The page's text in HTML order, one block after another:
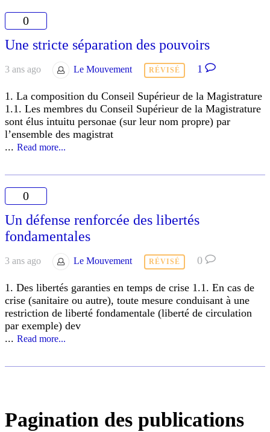
0
Une stricte séparation des pouvoirs
3 ans ago Le Mouvement RÉVISÉ 1
1. La composition du Conseil Supérieur de la Magistrature
1.1. Les membres du Conseil Supérieur de la Magistrature
sont élus intuitu personae (sur leur nom propre) par
l’ensemble des magistrat
... Read more...
0
Un défense renforcée des libertés
fondamentales
3 ans ago Le Mouvement RÉVISÉ 0
1. Des libertés garanties en temps de crise 1.1. En cas de
crise (sanitaire ou autre), toute mesure conduisant à une
restriction de liberté fondamentale (liberté de circulation
par exemple) dev
... Read more...
Pagination des publications